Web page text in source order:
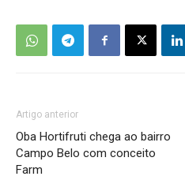
Artigo anterior
Oba Hortifruti chega ao bairro
Campo Belo com conceito
Farm